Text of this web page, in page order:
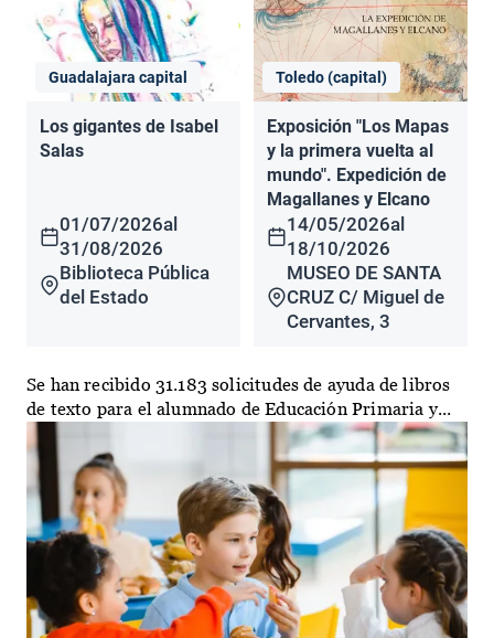
Guadalajara capital
Los gigantes de Isabel
Salas
01/07/2026al
31/08/2026
Biblioteca Pública
del Estado
Toledo (capital)
Exposición "Los Mapas
y la primera vuelta al
mundo". Expedición de
Magallanes y Elcano
14/05/2026al
18/10/2026
MUSEO DE SANTA
CRUZ C/ Miguel de
Cervantes, 3
Se han recibido 31.183 solicitudes de ayuda de libros
de texto para el alumnado de Educación Primaria y...